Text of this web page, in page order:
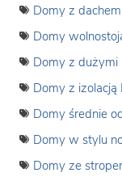
Domy z
Domy
Domy z dużymi
Domy z izolacją
Domy średnie
Domy w stylu
Domy ze